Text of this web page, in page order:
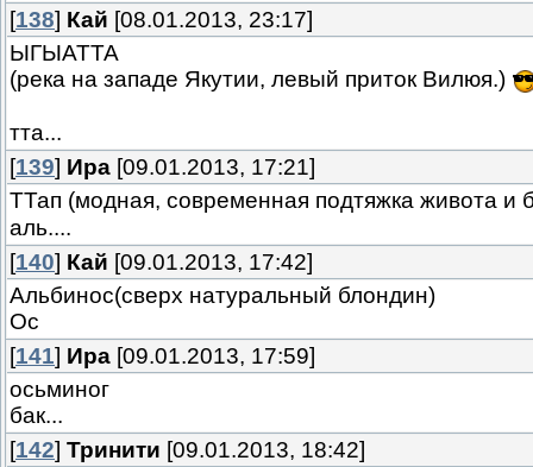
[138] Кай [08.01.2013, 23:17]
ЫГЫАТТА
(река на западе Якутии, левый приток Вилюя.)
тта...
[139] Ира [09.01.2013, 17:21]
ТТап (модная, современная подтяжка живота и
аль....
[140] Кай [09.01.2013, 17:42]
Альбинос(сверх натуральный блондин)
Ос
[141] Ира [09.01.2013, 17:59]
осьминог
бак...
[142] Тринити [09.01.2013, 18:42]